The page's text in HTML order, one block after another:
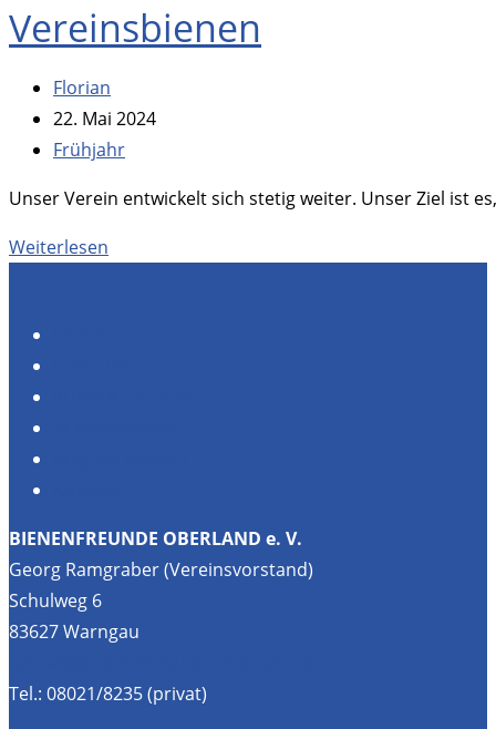
Vereinsbienen
Beitrags-
Autor:
Florian
Beitrag
veröffentlicht:
22. Mai 2024
Beitrags-
Frühjahr
Unser Verein entwickelt sich stetig weiter. Unser Ziel ist
Weiterlesen
BIENENFREUNDE OBERLAND e. V.
Georg Ramgraber (Vereinsvorstand)
Schulweg 6
83627 Warngau
Tel.: 08021/8235 (privat)